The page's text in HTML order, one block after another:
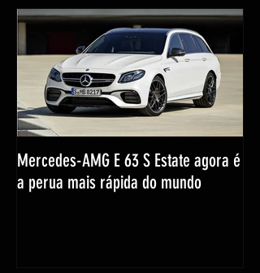
Mercedes-AMG E 63 S Estate agora é
a perua mais rápida do mundo